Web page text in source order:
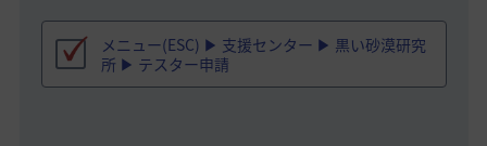
メニュー(ESC) ▶ 支援センター ▶ 黒い砂漠研究
所 ▶ テスター申請